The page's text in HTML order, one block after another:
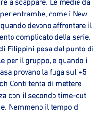
a scappare. Le medie da
entrambe, come i New
devono affrontare il
complicato della serie.
Filippini pesa dal punto di
per il gruppo, e quando i
provano la fuga sul +5
Conti tenta di mettere
con il secondo time-out
Nemmeno il tempo di